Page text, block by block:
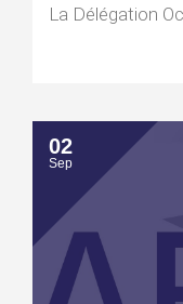
La Délégation
02
Sep